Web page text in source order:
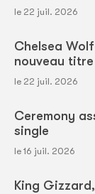
le 22 juil. 2026
Chelsea
nouveau
le 22 juil. 2026
Ceremony
single
le 16 juil. 2026
King